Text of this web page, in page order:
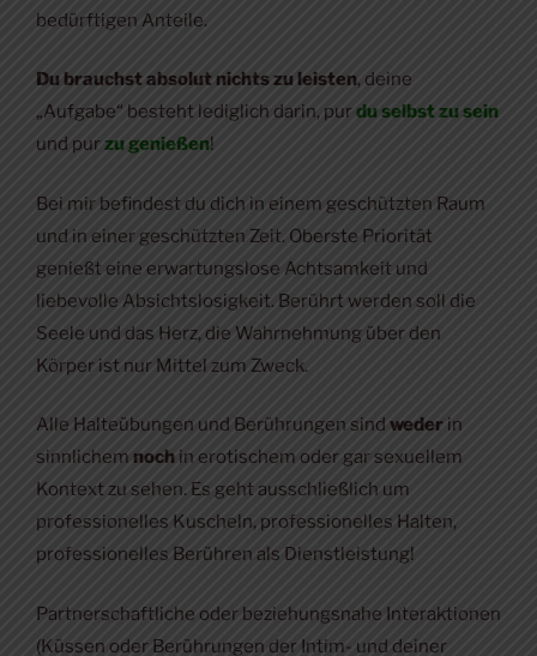
bedürftigen Anteile.
Du brauchst absolut nichts zu leisten, deine
„Aufgabe“ besteht lediglich darin, pur du selbst zu sein
und purzu genießen!
Bei mir befindest du dich in einem geschützten Raum
und in einer geschützten Zeit. Oberste Priorität
genießt eine erwartungslose Achtsamkeit und
liebevolle Absichtslosigkeit. Berührt werden soll die
Seele und das Herz, die Wahrnehmung über den
Körper ist nur Mittel zum Zweck.
Alle Halteübungen und Berührungen sind weder in
sinnlichem noch in erotischem oder gar sexuellem
Kontext zu sehen. Es geht ausschließlich um
professionelles Kuscheln, professionelles Halten,
professionelles Berühren als Dienstleistung!
Partnerschaftliche oder beziehungsnahe Interaktionen
(Küssen oder Berührungen der Intim- und deiner